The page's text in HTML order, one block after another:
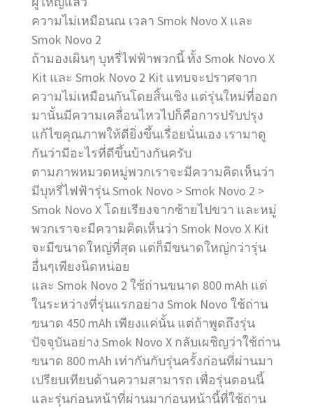
ความไม่เหมือนณ เวลา Smok Novo X และ
Smok Novo 2
ถ้ามองเผินๆ บุหรี่ไฟฟ้าพวกนี้ ทั้ง Smok Novo X
Kit และ Smok Novo 2 Kit แทบจะปราศจาก
ความไม่เหมือนกันโดยสิ้นเชิง แต่รุ่นใหม่ที่ออก
มานั้นมีความเคลื่อนไหวไปก็คือการปรับปรุง
แก้ไขคุณภาพให้ดียิ่งขึ้นเรื่อยนั่นเอง เรามาดู
กันว่ามีอะไรที่ดีขึ้นบ้างกันครับ
ตามภาพหมวดหมู่พวกเราจะมีความคิดเห็นว่า
มีบุหรี่ไฟฟ้ารุ่น Smok Novo > Smok Novo 2 >
Smok Novo X โดยเรียงจากซ้ายไปขวา และหมู่
พวกเราจะมีความคิดเห็นว่า Smok Novo X Kit
จะมีขนาดใหญ่ที่สุด แต่ก็มีขนาดใหญ่กว่ารุ่น
อื่นๆเพียงนิดหน่อย
และ Smok Novo 2 ใช้ถ่านขนาด 800 mAh แต่
ในระหว่างที่รุ่นแรกอย่าง Smok Novo ใช้ถ่าน
ขนาด 450 mAh เพียงแค่นั้น แต่ถ้าพูดถึงรุ่น
ปัจจุบันอย่าง Smok Novo X กลับเผชิญว่าใช้ถ่าน
ขนาด 800 mAh เท่ากันกับรุ่นครั้งก่อนที่ผ่านมา
เปรียบเทียบด้านความสามารถ เพื่อรุ่นตอนนี้
และรุ่นก่อนหน้าที่ผ่านมาก่อนหน้านี้ที่ใช้ถ่าน